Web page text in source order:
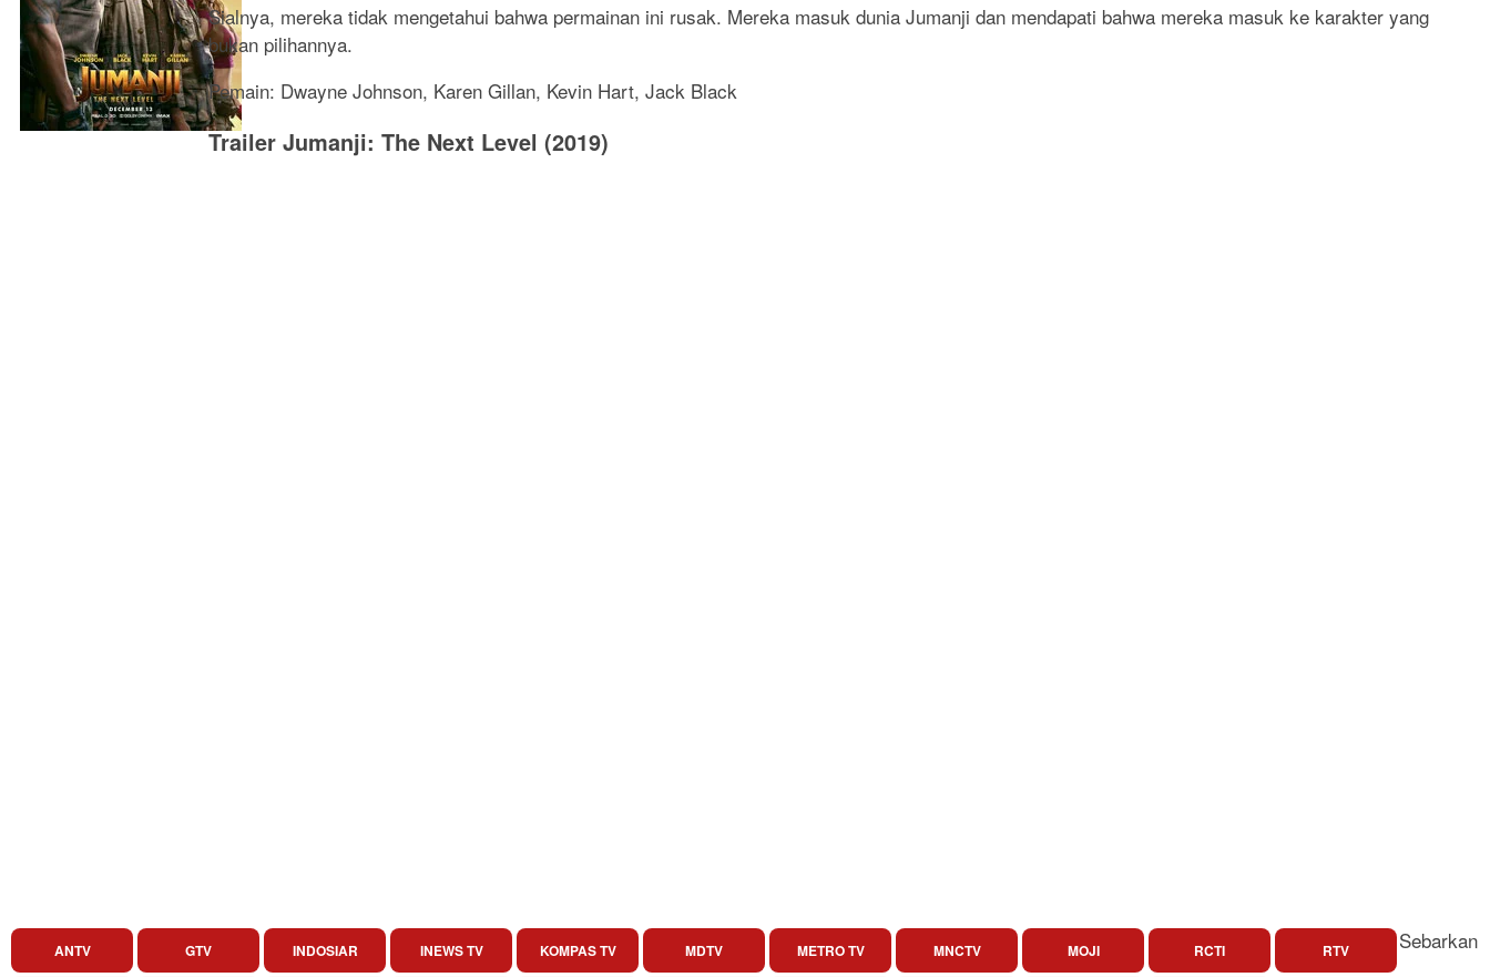
Sialnya, mereka tidak mengetahui bahwa permainan ini rusak. Mereka masuk dunia Jumanji dan mendapati bahwa mereka masuk ke karakter yang
bukan pilihannya.
Pemain: Dwayne Johnson, Karen Gillan, Kevin Hart, Jack Black
Trailer Jumanji: The Next Level (2019)
ANTV GTV INDOSIAR INEWS TV KOMPAS TV MDTV METRO TV MNCTV MOJI RCTI RTV Sebarkan